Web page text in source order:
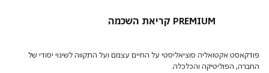
קריאת השכמה PREMIUM
פודקאסט אקטואליה סוציאליסטי על החיים עצמם ועל התקווה לשינוי יסודי של
החברה, הפוליטיקה והכלכלה.